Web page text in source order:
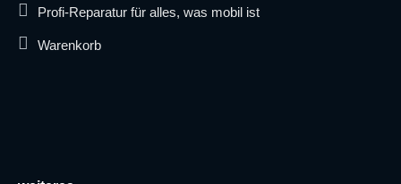
Profi-Reparatur für alles, was mobil ist
Warenkorb